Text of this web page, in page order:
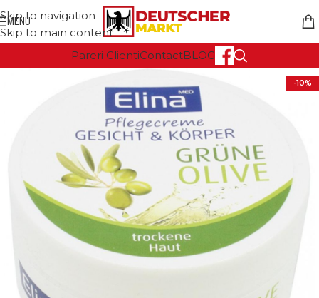
Skip to navigation
Skip to main content
MENU
Pareri ClientiContactBLOG
-10%